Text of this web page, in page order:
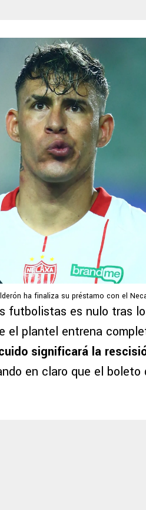
ha finaliza su préstamo con el
futbolistas es nulo tras
el plantel entrena
significará la
en claro que el